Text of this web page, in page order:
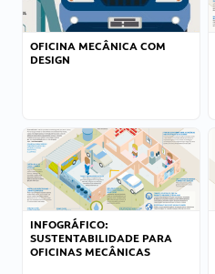
OFICINA MECÂNICA COM
DESIGN
INFOGRÁFICO:
SUSTENTABILIDADE PARA
OFICINAS MECÂNICAS